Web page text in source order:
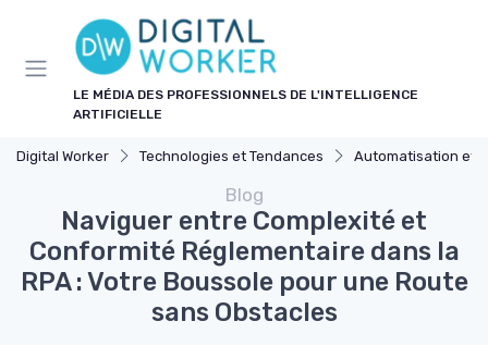
LE MÉDIA DES PROFESSIONNELS DE L'INTELLIGENCE
ARTIFICIELLE
Digital Worker Technologies et Tendances Automatisation et
Blog
Naviguer entre Complexité et
Conformité Réglementaire dans la
RPA : Votre Boussole pour une Route
sans Obstacles